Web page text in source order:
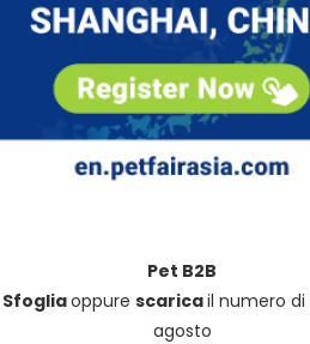
Pet B2B
Sfogliaoppure scaricail numero
agosto